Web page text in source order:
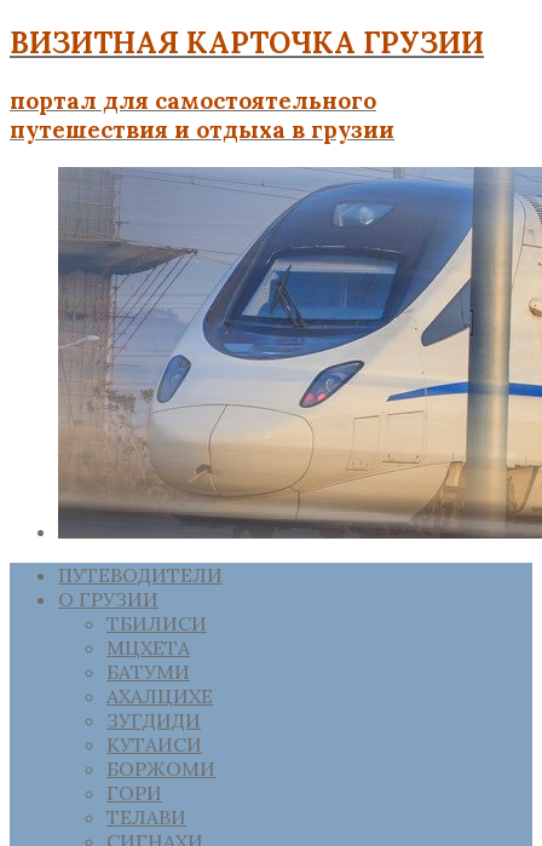
ВИЗИТНАЯ КАРТОЧКА ГРУЗИИ
портал для самостоятельного
путешествия и отдыха в грузии
ПУТЕВОДИТЕЛИ
О ГРУЗИИ
ТБИЛИСИ
МЦХЕТА
БАТУМИ
АХАЛЦИХЕ
ЗУГДИДИ
КУТАИСИ
БОРЖОМИ
ГОРИ
ТЕЛАВИ
СИГНАХИ